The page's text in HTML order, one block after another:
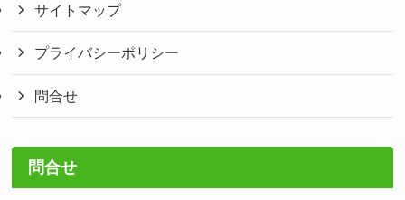
サイトマップ
プライバシーポリシー
問合せ
問合せ